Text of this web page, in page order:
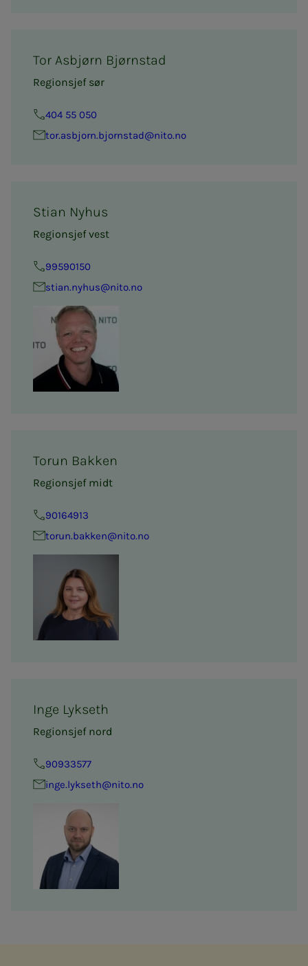
Tor Asbjørn Bjørnstad
Regionsjef sør
404 55 050
tor.asbjorn.bjornstad@nito.no
Stian Nyhus
Regionsjef vest
99590150
stian.nyhus@nito.no
Torun Bakken
Regionsjef midt
90164913
torun.bakken@nito.no
Inge Lykseth
Regionsjef nord
90933577
inge.lykseth@nito.no